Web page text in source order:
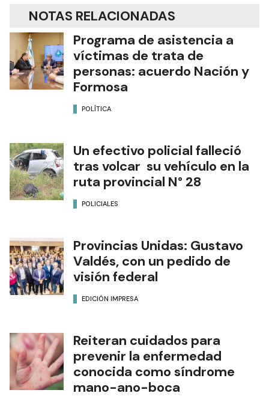
NOTAS RELACIONADAS
Programa de asistencia a
víctimas de trata de
personas: acuerdo Nación y
Formosa
POLÍTICA
Un efectivo policial falleció
tras volcar su vehículo en la
ruta provincial N° 28
POLICIALES
Provincias Unidas: Gustavo
Valdés, con un pedido de
visión federal
EDICIÓN IMPRESA
Reiteran cuidados para
prevenir la enfermedad
conocida como síndrome
mano-ano-boca